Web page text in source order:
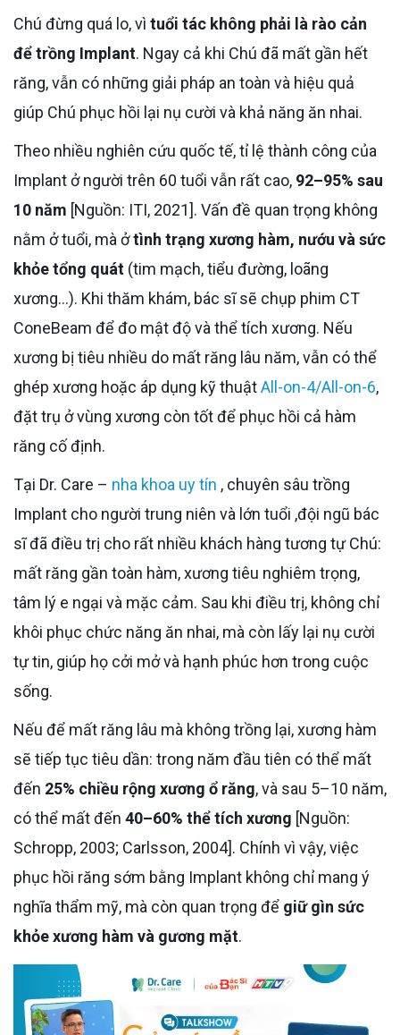
Chú đừng quá lo, vì tuổi tác không phải là rào cản
để trồng Implant. Ngay cả khi Chú đã mất gần hết
răng, vẫn có những giải pháp an toàn và hiệu quả
giúp Chú phục hồi lại nụ cười và khả năng ăn nhai.
Theo nhiều nghiên cứu quốc tế, tỉ lệ thành công của
Implant ở người trên 60 tuổi vẫn rất cao, 92–95% sau
10 năm [Nguồn: ITI, 2021]. Vấn đề quan trọng không
nằm ở tuổi, mà ởtình trạng xương hàm, nướu và sức
khỏe tổng quát (tim mạch, tiểu đường, loãng
xương…). Khi thăm khám, bác sĩ sẽ chụp phim CT
ConeBeam để đo mật độ và thể tích xương. Nếu
xương bị tiêu nhiều do mất răng lâu năm, vẫn có thể
ghép xương hoặc áp dụng kỹ thuậtAll-on-4/All-on-6,
đặt trụ ở vùng xương còn tốt để phục hồi cả hàm
răng cố định.
Tại Dr. Care – nha khoa uy tín , chuyên sâu trồng
Implant cho người trung niên và lớn tuổi ,đội ngũ bác
sĩ đã điều trị cho rất nhiều khách hàng tương tự Chú:
mất răng gần toàn hàm, xương tiêu nghiêm trọng,
tâm lý e ngại và mặc cảm. Sau khi điều trị, không chỉ
khôi phục chức năng ăn nhai, mà còn lấy lại nụ cười
tự tin, giúp họ cởi mở và hạnh phúc hơn trong cuộc
sống.
Nếu để mất răng lâu mà không trồng lại, xương hàm
sẽ tiếp tục tiêu dần: trong năm đầu tiên có thể mất
đến 25% chiều rộng xương ổ răng, và sau 5–10 năm,
có thể mất đến 40–60% thể tích xương [Nguồn:
Schropp, 2003; Carlsson, 2004]. Chính vì vậy, việc
phục hồi răng sớm bằng Implant không chỉ mang ý
nghĩa thẩm mỹ, mà còn quan trọng để giữ gìn sức
khỏe xương hàm và gương mặt.